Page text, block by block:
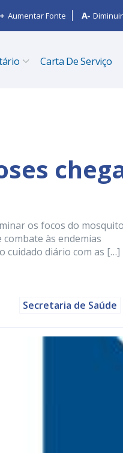
Aumentar Fonte
Carta De Serviço
os focos do
às endemias
cuidado diário com as […]
Secretaria de Saúde